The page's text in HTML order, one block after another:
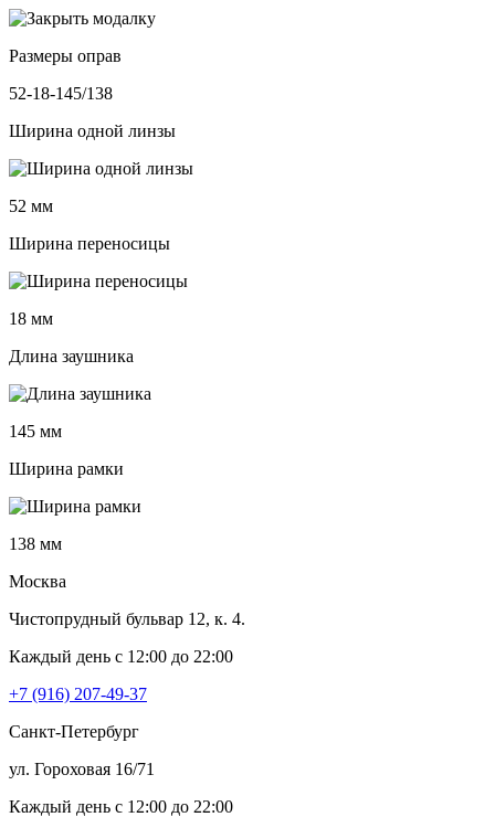
Размеры оправ
52-18-145/138
Ширина одной линзы
52 мм
Ширина переносицы
18 мм
Длина заушника
145 мм
Ширина рамки
138 мм
Москва
Чистопрудный бульвар 12, к. 4.
Каждый день c 12:00 до 22:00
+7 (916) 207-49-37
Санкт-Петербург
ул. Гороховая 16/71
Каждый день c 12:00 до 22:00